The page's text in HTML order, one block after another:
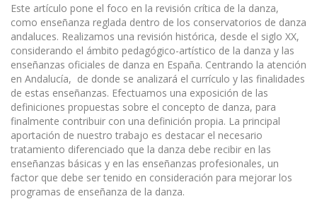
Este artículo pone el foco en la revisión crítica de la danza,
como enseñanza reglada dentro de los conservatorios de danza
andaluces. Realizamos una revisión histórica, desde el siglo XX,
considerando el ámbito pedagógico-artístico de la danza y las
enseñanzas oficiales de danza en España. Centrando la atención
en Andalucía, de donde se analizará el currículo y las finalidades
de estas enseñanzas. Efectuamos una exposición de las
definiciones propuestas sobre el concepto de danza, para
finalmente contribuir con una definición propia. La principal
aportación de nuestro trabajo es destacar el necesario
tratamiento diferenciado que la danza debe recibir en las
enseñanzas básicas y en las enseñanzas profesionales, un
factor que debe ser tenido en consideración para mejorar los
programas de enseñanza de la danza.